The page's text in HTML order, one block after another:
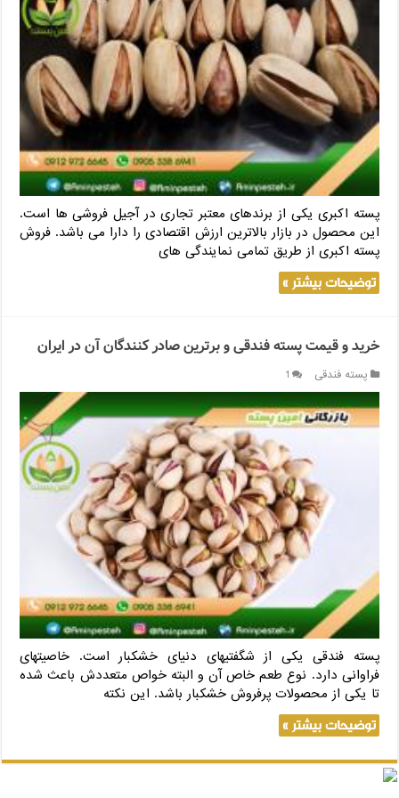
پسته اکبری یکی از برندهای معتبر تجاری در آجیل فروشی ها است.
این محصول در بازار بالاترین ارزش اقتصادی را دارا می باشد. فروش
پسته اکبری از طریق تمامی نمایندگی های
توضیحات بیشتر »
خرید و قیمت پسته فندقی و برترین صادر کنندگان آن در ایران
پسته فندقی 1
پسته فندقی یکی از شگفتی‎های دنیای خشکبار است. خاصیت‎های
فراوانی دارد. نوع طعم خاص آن و البته خواص متعددش باعث شده
تا یکی از محصولات پرفروش خشکبار باشد. این نکته
توضیحات بیشتر »